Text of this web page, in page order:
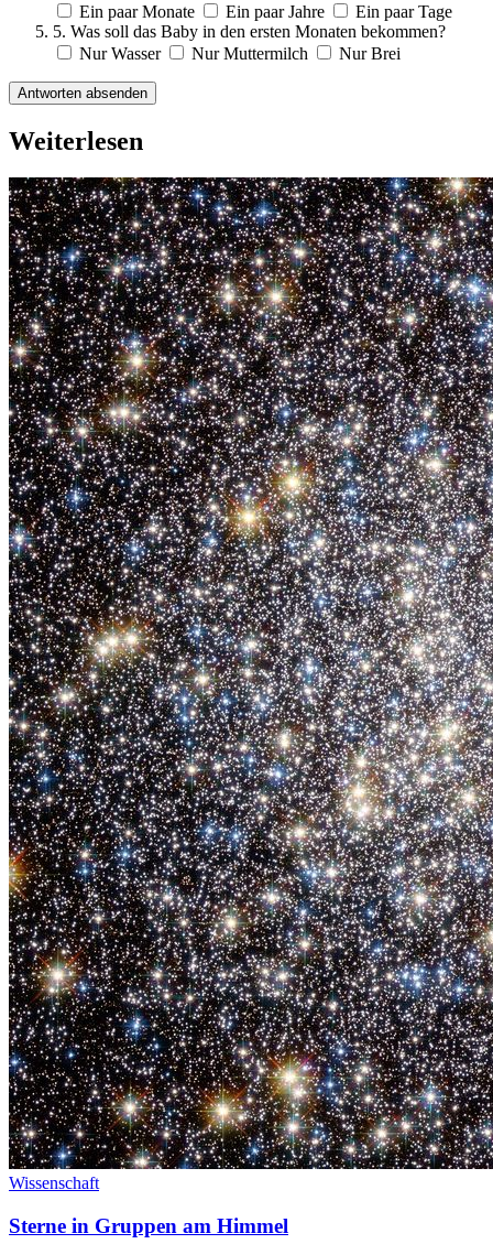
Ein paar Monate
Ein paar Jahre
Ein paar Tage
5. Was soll das Baby in den ersten Monaten bekommen?
Nur Wasser
Nur Muttermilch Nur Brei
Antworten absenden
Weiterlesen
Wissenschaft
Sterne in Gruppen am Himmel